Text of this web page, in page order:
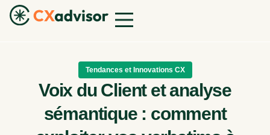
Tendances et Innovations CX
Voix du Client et analyse
sémantique : comment